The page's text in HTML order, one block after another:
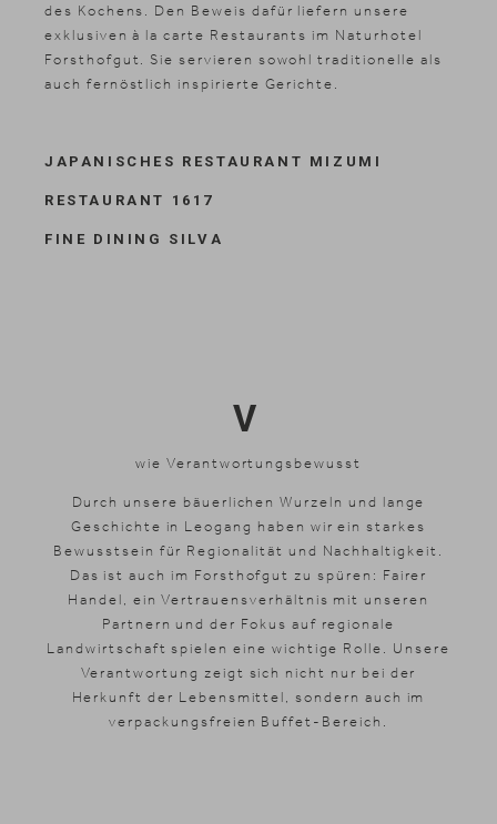
des Kochens. Den Beweis dafür liefern unsere
exklusiven à la carte Restaurants im Naturhotel
Forsthofgut. Sie servieren sowohl traditionelle als
auch fernöstlich inspirierte Gerichte.
JAPANISCHES RESTAURANT MIZUMI
RESTAURANT 1617
FINE DINING SILVA
V
wie Verantwortungsbewusst
Durch unsere bäuerlichen Wurzeln und lange
Geschichte in Leogang haben wir ein starkes
Bewusstsein für Regionalität und Nachhaltigkeit.
Das ist auch im Forsthofgut zu spüren: Fairer
Handel, ein Vertrauensverhältnis mit unseren
Partnern und der Fokus auf regionale
Landwirtschaft spielen eine wichtige Rolle. Unsere
Verantwortung zeigt sich nicht nur bei der
Herkunft der Lebensmittel, sondern auch im
verpackungsfreien Buffet-Bereich.